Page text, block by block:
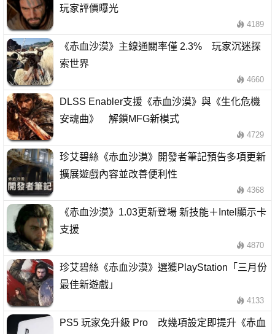
玩家評價曝光
4189
《赤血沙漠》主線通關率僅 2.3% 玩家沉迷探
索世界
4660
DLSS Enabler支援《赤血沙漠》與《生化危機
安魂曲》 解鎖MFG新模式
4729
珍艾碧絲《赤血沙漠》開發者筆記預告多項更新
擴展遊戲內容並改善便利性
4368
《赤血沙漠》1.03更新登場 新技能＋Intel顯示卡
支援
4870
珍艾碧絲《赤血沙漠》選獲PlayStation「三月份
最佳新遊戲」
4133
PS5 玩家免升級 Pro 改幾項設定即提升《赤血